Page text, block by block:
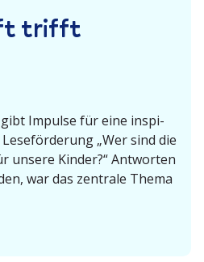
trifft
Impulse für eine inspi­
„Wer sind die
unsere Kinder?“ Antworten
war das zentrale Thema